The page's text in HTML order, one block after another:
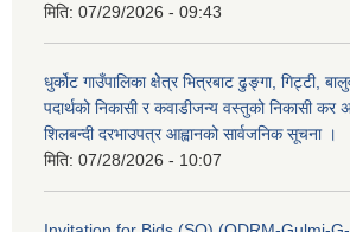
मिति: 07/29/2026 - 09:43
धुर्कोट गाउँपालिका क्षेेत्र भित्रबाट ढुङ्गा, गिट्टी,
पदार्थको निकासी र कवाडीजन्य वस्तुको निकासी कर
शिलबन्दी दरभाउपत्र आह्वानको सार्वजनिक सूचना ।
मिति: 07/28/2026 - 10:07